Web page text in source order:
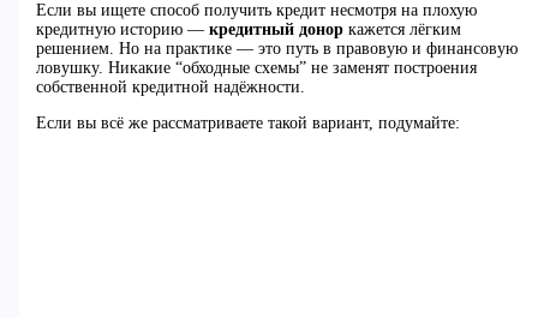
Если вы ищете способ получить кредит несмотря на плохую
кредитную историю — кредитный доноркажется лёгким
решением. Но на практике — это путь в правовую и финансовую
ловушку. Никакие “обходные схемы” не заменят построения
собственной кредитной надёжности.
Если вы всё же рассматриваете такой вариант, подумайте: